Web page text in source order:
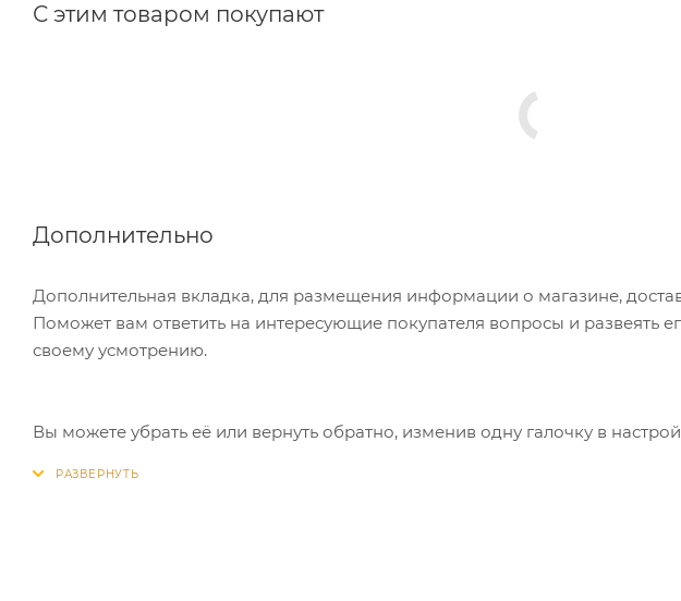
С этим товаром покупают
Дополнительно
Дополнительная вкладка, для размещения информации о магазине,
Поможет вам ответить на интересующие покупателя вопросы и развеять
своему усмотрению.
Вы можете убрать её или вернуть обратно, изменив одну галочку в